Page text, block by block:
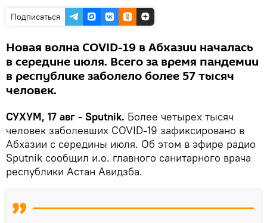
Подписаться
Новая волна COVID-19 в Абхазии началась
в середине июля. Всего за время пандемии
в республике заболело более 57 тысяч
человек.
СУХУМ, 17 авг - Sputnik. Более четырех тысяч
человек заболевших COVID-19 зафиксировано в
Абхазии с середины июля. Об этом в эфире радио
Sputnik сообщил и.о. главного санитарного врача
республики Астан Авидзба.